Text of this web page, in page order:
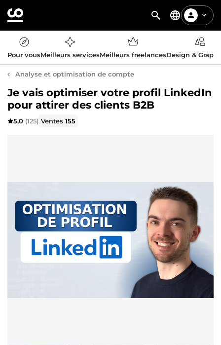
Pour vousMeilleurs servicesMeilleurs freelancesDesign &
Analyse et optimisation de compte
Je vais optimiser votre profil LinkedIn
pour attirer des clients B2B
5,0 (125) Ventes155